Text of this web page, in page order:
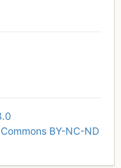
BY-NC-ND